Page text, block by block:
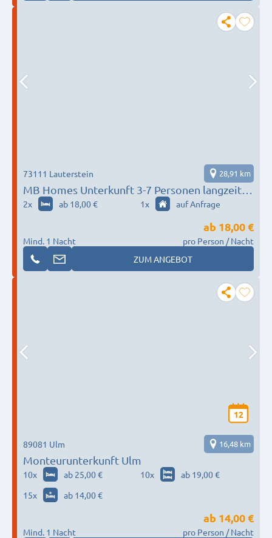
MB Homes Unterkunft 3-7 Personen langzeit-
Firmen Göppingen-Kirchheim unter Teck -
73111 Lauterstein 28,91 km
2x ab 18,00 € 1x auf Anfrage
Mind. 1 Nacht
ab 18,00 €
pro Person / Nacht
ZUM ANGEBOT
12
Monteurunterkunft Ulm
89081 Ulm 16,48 km
10x ab 25,00 € 10x
ab 19,00 €
15x ab 14,00 €
Mind. 1 Nacht
ab 14,00 €
pro Person / Nacht